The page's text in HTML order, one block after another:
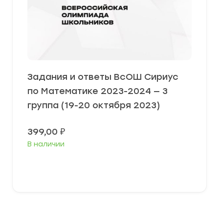
Задания и ответы ВсОШ Сириус
по Математике 2023-2024 — 3
группа (19-20 октября 2023)
399,00 ₽
В наличии